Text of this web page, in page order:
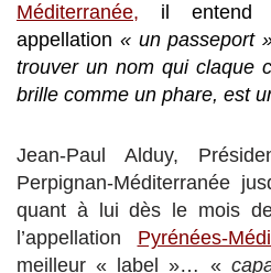
Méditerranée, il entend
appellation « un passeport
trouver un nom qui claque
brille comme un phare, est
Jean-Paul Alduy,
Perpignan-Méditerranée
quant à lui dès le mois
l’appellation Pyrénées-
meilleur « label »… «